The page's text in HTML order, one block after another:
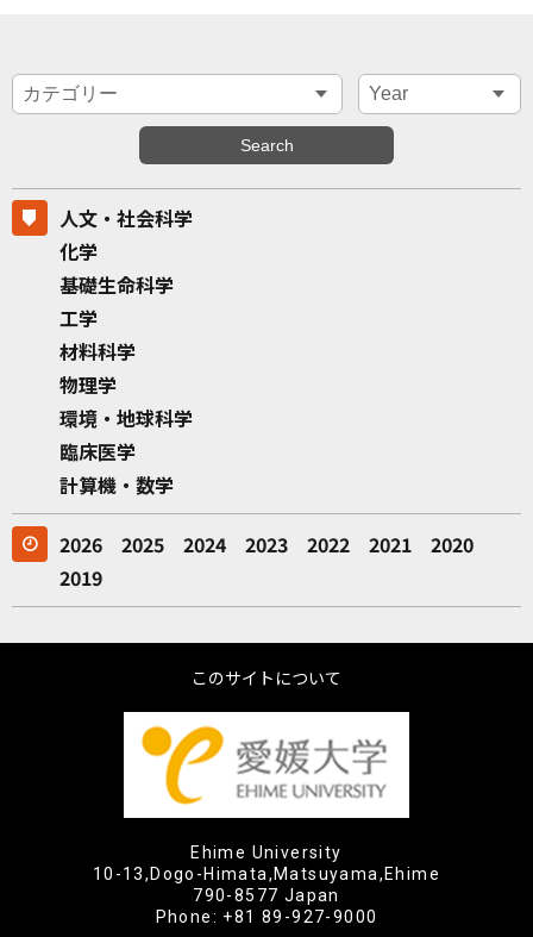
人文・社会科学
化学
基礎生命科学
工学
材料科学
物理学
環境・地球科学
臨床医学
計算機・数学
2026 2025 2024 2023 2022 2021
2020
2019
このサイトについて
Ehime University
10-13,Dogo-Himata,Matsuyama,Ehime
790-8577 Japan
Phone: +81 89-927-9000